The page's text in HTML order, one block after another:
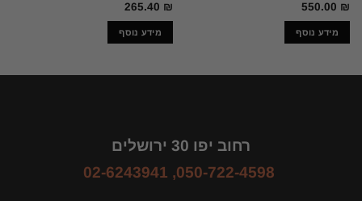
550.00 ₪
מידע נוסף
265.40 ₪
מידע נוסף
רחוב יפו 30 ירושלים
050-722-4598
,
02-6243941